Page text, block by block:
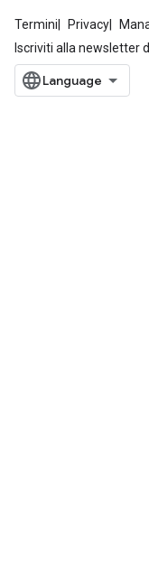
Termini Privacy
Iscriviti alla newsletter